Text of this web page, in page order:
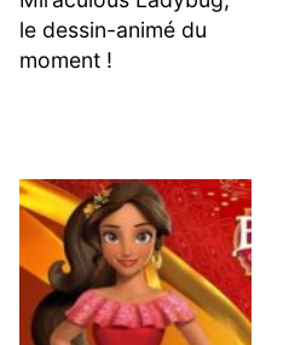
le dessin-animé du
moment !